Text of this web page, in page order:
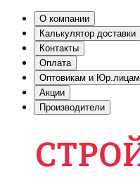
О компании
Калькулятор доставки
Контакты
Оплата
Оптовикам и Юр.лицам
Акции
Производители